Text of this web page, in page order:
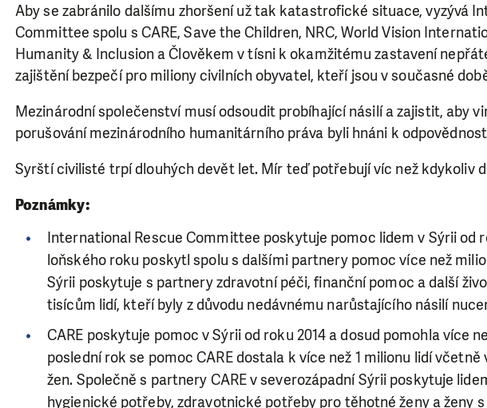
Aby se zabránilo dalšímu zhoršení už tak katastrofické situace, vyzývá
Committee spolu s CARE, Save the Children, NRC, World Vision
Humanity & Inclusion a Člověkem v tísni k okamžitému zastavení
zajištění bezpečí pro miliony civilních obyvatel, kteří jsou v současné
Mezinárodní společenství musí odsoudit probíhající násilí a zajistit, aby
porušování mezinárodního humanitárního práva byli hnáni k
Syrští civilisté trpí dlouhých devět let. Mír teď potřebují víc než kdykoliv
Poznámky:
International Rescue Committee poskytuje pomoc lidem v Sýrii od
loňského roku poskytl spolu s dalšími partnery pomoc více než
Sýrii poskytuje s partnery zdravotní péči, finanční pomoc a další
tisícům lidí, kteří byly z důvodu nedávnému narůstajícího násilí
CARE poskytuje pomoc v Sýrii od roku 2014 a dosud pomohla více
poslední rok se pomoc CARE dostala k více než 1 milionu lidí
žen. Společně s partnery CARE v severozápadní Sýrii poskytuje
hygienické potřeby, zdravotnické potřeby pro těhotné ženy a ženy